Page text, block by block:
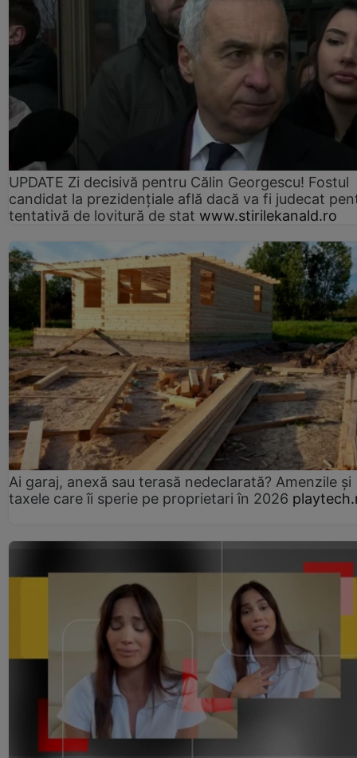
UPDATE Zi decisivă pentru Călin Georgescu! Fostul
candidat la prezidențiale află dacă va fi judecat
tentativă de lovitură de stat www.stirilekanald.ro
Ai garaj, anexă sau terasă nedeclarată? Amenzile și
taxele care îi sperie pe proprietari în 2026